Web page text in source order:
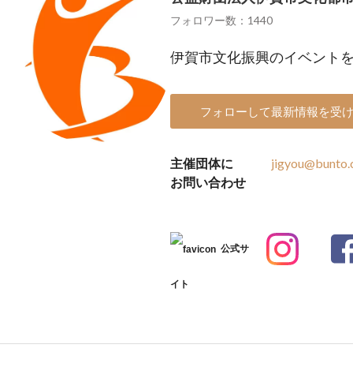
フォロワー数：1440
伊賀市文化振興のイベント
フォローして最新情報を受
主催団体に
お問い合わせ
公式サ
イト